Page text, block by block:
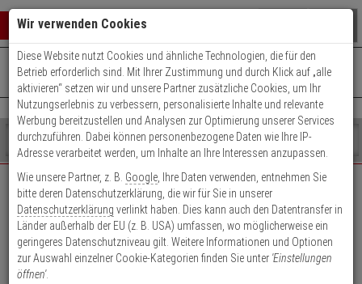
Warenkorb schließen
0 ARTIKEL IM WARENKORB
Ihr Warenkorb ist momentan leer.
Ergebnisse ()
Fertig
Shop
durchsuchen
Bitte
geben
Sie
mindestens
Zeichen
ein,
um
Es
wurde
noch
Kategorien
Suche
gestartet
+49 (0)821 899 493-0Mo. - Do.: 8:00 - 16:30 | Fr.: 8:00 - 14:00 Uhr
Kontaktservice nutzen
EXPERT-Security für Privatkunden
Das Beste für Ihre Sicherheit!
Wir verwenden Cookies
Diese Website nutzt Cookies und ähnliche Technologien, die für den
Betrieb erforderlich sind. Mit Ihrer Zustimmung und durch Klick auf „alle
aktivieren“ setzen wir und unsere Partner zusätzliche Cookies, um Ihr
Nutzungserlebnis zu verbessern, personalisierte Inhalte und relevante
Werbung bereitzustellen und Analysen zur Optimierung unserer Services
durchzuführen. Dabei können personenbezogene Daten wie Ihre IP-
Adresse verarbeitet werden, um Inhalte an Ihre Interessen anzupassen.
Wie unsere Partner, z. B. Google , Ihre Daten verwenden, entnehmen Sie
bitte deren Datenschutzerklärung, die wir für Sie in unserer
Datenschutzerklärung verlinkt haben. Dies kann auch den Datentransfer in
Länder außerhalb der EU (z. B. USA) umfassen, wo möglicherweise ein
geringeres Datenschutzniveau gilt. Weitere Informationen und Optionen
zur Auswahl einzelner Cookie-Kategorien finden Sie unter 'Einstellungen
öffnen'.